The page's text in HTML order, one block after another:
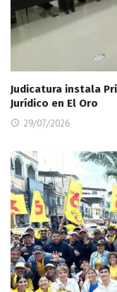
Judicatura instala
Jurídico en El Oro
29/07/2026